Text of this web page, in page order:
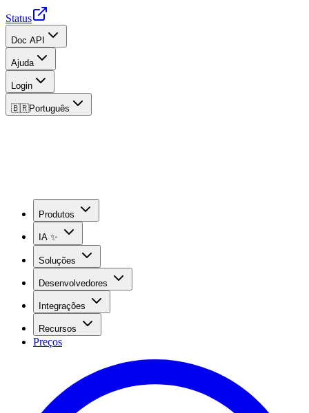
Status
Doc API
Ajuda
Login
🇧🇷Português
Produtos
IA ✨
Soluções
Desenvolvedores
Integrações
Recursos
Preços